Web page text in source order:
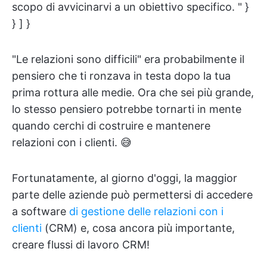
scopo di avvicinarvi a un obiettivo specifico. " }
} ] }
"Le relazioni sono difficili" era probabilmente il
pensiero che ti ronzava in testa dopo la tua
prima rottura alle medie. Ora che sei più grande,
lo stesso pensiero potrebbe tornarti in mente
quando cerchi di costruire e mantenere
relazioni con i clienti. 😅
Fortunatamente, al giorno d'oggi, la maggior
parte delle aziende può permettersi di accedere
a software di gestione delle relazioni con i
clienti (CRM) e, cosa ancora più importante,
creare flussi di lavoro CRM!